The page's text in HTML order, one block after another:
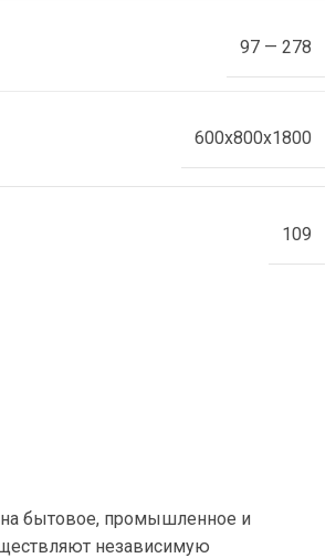
97 — 278
600x800x1800
109
на бытовое, промышленное и
независимую